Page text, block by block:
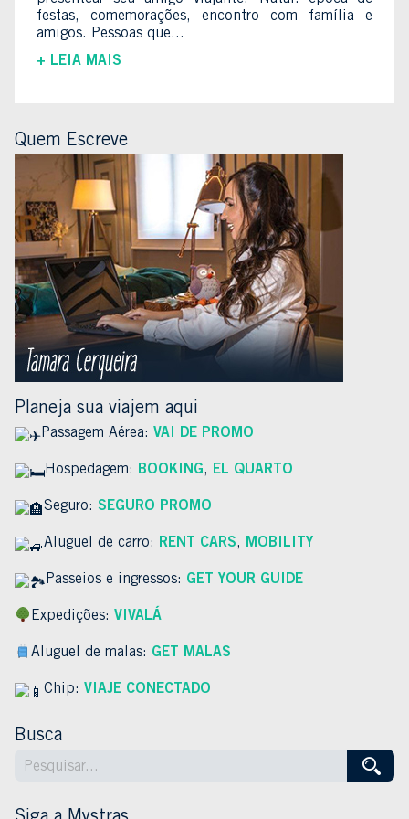
festas, comemorações, encontro com família e
amigos. Pessoas que...
+ LEIA MAIS
Quem Escreve
Planeja sua viajem aqui
Passagem Aérea: VAI DE PROMO
Hospedagem: BOOKING, EL QUARTO
Seguro: SEGURO PROMO
Aluguel de carro: RENT CARS, MOBILITY
Passeios e ingressos: GET YOUR GUIDE
Expedições:VIVALÁ
Aluguel de malas: GET MALAS
Chip: VIAJE CONECTADO
Busca